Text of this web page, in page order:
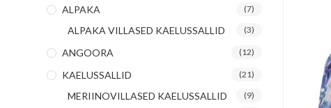
ALPAKA (7)
ALPAKA VILLASED KAELUSSALLID (3)
ANGOORA (12)
KAELUSSALLID (21)
MERIINOVILLASED KAELUSSALLID (9)